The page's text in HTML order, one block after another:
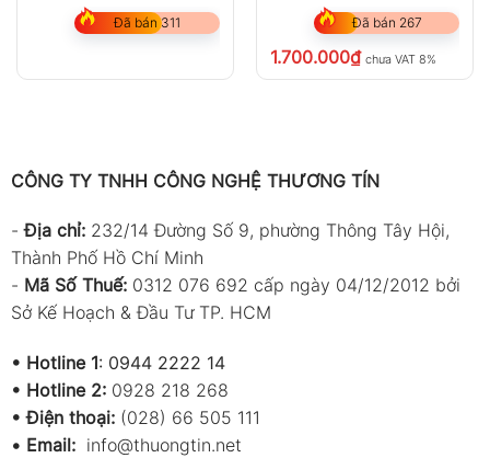
Đã bán 311 Đã bán 267
1.700.000₫ chưa VAT 8%
CÔNG TY TNHH CÔNG NGHỆ THƯƠNG TÍN
-Địa chỉ: 232/14 Đường Số 9, phường Thông Tây Hội,
Thành Phố Hồ Chí Minh
- Mã Số Thuế: 0312 076 692 cấp ngày 04/12/2012 bởi
Sở Kế Hoạch & Đầu Tư TP. HCM
• Hotline 1: 0944 2222 14
• Hotline 2: 0928 218 268
• Điện thoại: (028) 66 505 111
• Email: info@thuongtin.net